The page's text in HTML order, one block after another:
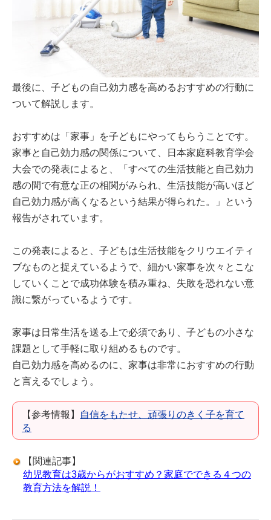
最後に、子どもの自己効力感を高めるおすすめの行動に
ついて解説します。
おすすめは「家事」を子どもにやってもらうことです。
家事と自己効力感の関係について、日本家庭科教育学会
大会での発表によると、「すべての生活技能と自己効力
感の間で有意な正の相関がみられ、生活技能が高いほど
自己効力感が高くなるという結果が得られた。」という
報告がされています。
この発表によると、子どもは生活技能をクリウエイティ
ブなものと捉えているようで、細かい家事を次々とこな
していくことで成功体験を積み重ね、失敗を恐れない意
識に繋がっているようです。
家事は日常生活を送る上で必須であり、子どもの小さな
課題として手軽に取り組めるものです。
自己効力感を高めるのに、家事は非常におすすめの行動
と言えるでしょう。
【参考情報】
自信をもたせ、頑張りのきく子を育て
る
【関連記事】
幼児教育は3歳からがおすすめ？家庭でできる４つの
教育方法を解説！